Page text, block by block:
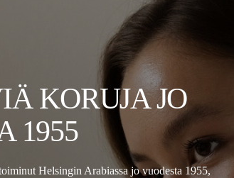
KORUJA JO
1955
Helsingin Arabiassa jo vuodesta 1955,